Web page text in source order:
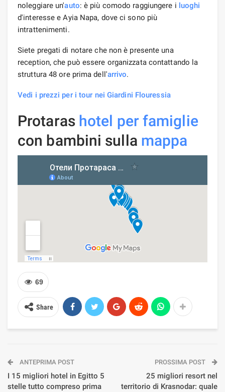
noleggiare un'auto: è più comodo raggiungere i luoghi
d'interesse e Ayia Napa, dove ci sono più
intrattenimenti.
Siete pregati di notare che non è presente una
reception, che può essere organizzata contattando la
struttura 48 ore prima dell'arrivo.
Vedi i prezzi per i tour nei Giardini Flouressia
Protaras hotel per famiglie
con bambini sulla mappa
69
Share
ANTEPRIMA POST
I 15 migliori hotel in Egitto 5
stelle tutto compreso prima
PROSSIMA POST
25 migliori resort nel
territorio di Krasnodar: quale